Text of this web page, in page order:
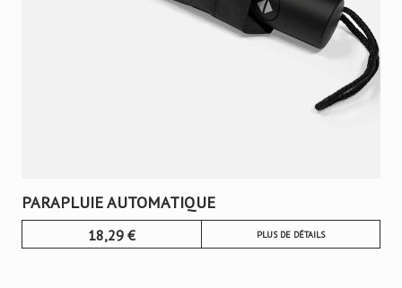
PARAPLUIE AUTOMATIQUE
18,29 € PLUS DE DÉTAILS